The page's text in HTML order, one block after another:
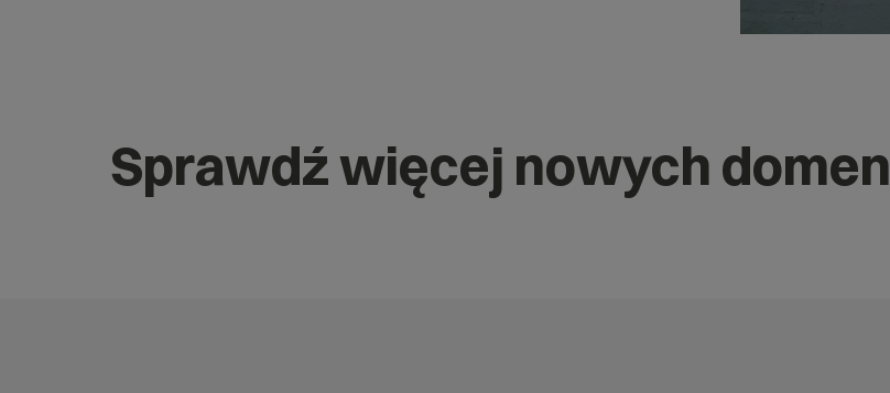
Sprawdź więcej nowych domen